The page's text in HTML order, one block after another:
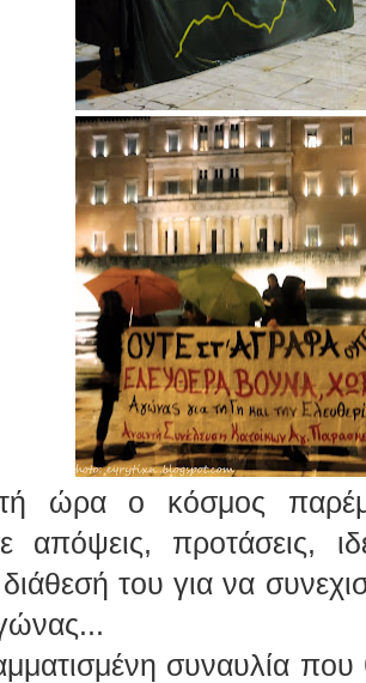
ώρα ο κόσμος
απόψεις, προτάσεις,
του για να
συναυλία